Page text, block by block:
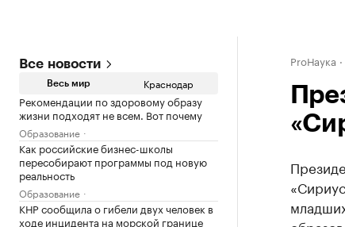
Все новости
Весь мир Краснодар
Рекомендации по здоровому образу
жизни подходят не всем. Вот почему
Образование
Как российские бизнес-школы
пересобирают программы под новую
реальность
Образование
КНР сообщила о гибели двух человек в
ходе инцидента на морской границе
ProНаука